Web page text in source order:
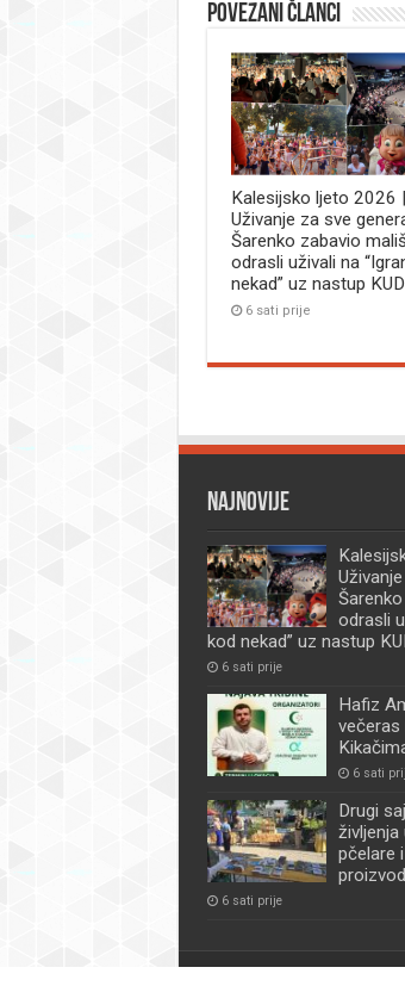
Povezani članci
Kalesijsko ljeto 2026 |
Uživanje za sve
Šarenko zabavio
odrasli uživali na
nekad” uz nastup
6 sati prije
Najnovije
odrasli
kod nekad” uz nastup
6 sati prije
Hafiz
večeras
6 sati
Drugi
življenja
pčelare
6 sati prije